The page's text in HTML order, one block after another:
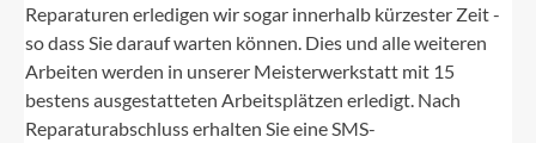
Reparaturen erledigen wir sogar innerhalb kürzester Zeit -
so dass Sie darauf warten können. Dies und alle weiteren
Arbeiten werden in unserer Meisterwerkstatt mit 15
bestens ausgestatteten Arbeitsplätzen erledigt. Nach
Reparaturabschluss erhalten Sie eine SMS-